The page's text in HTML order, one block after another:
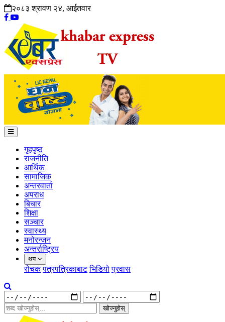
२०८३ श्रावण २४, आईतवार
गृहपृष्ठ
राजनीति
आर्थिक
सामाजिक
अन्तरवार्ता
अपराध
बिचार
शिक्षा
सञ्चार
स्वास्थ्य
मनोरन्जन
अन्तर्राष्ट्रिय
थप
रोचक पत्रपत्रिकाबाट भिडियो प्रवास
खोज्नुहोस्